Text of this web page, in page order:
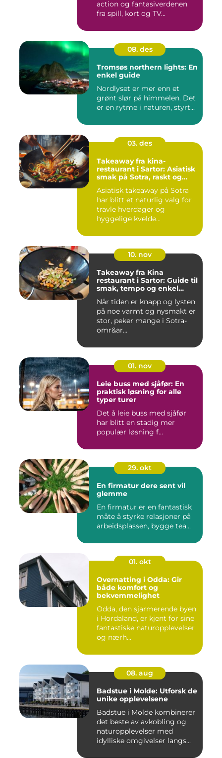
action og fantasiverdenen
fra spill, kort og TV...
08. des
Tromsøs northern lights: En
enkel guide
Nordlyset er mer enn et
grønt slør på himmelen. Det
er en rytme i naturen, styrt...
03. des
Takeaway fra kina-
restaurant i Sartor: Asiatisk
smak på Sotra, raskt og
Asiatisk takeaway på Sotra
har blitt et naturlig valg for
travle hverdager og
hyggelige kvelde...
10. nov
Takeaway fra Kina
restaurant i Sartor: Guide til
smak, tempo og enkel
Når tiden er knapp og lysten
på noe varmt og nysmakt er
stor, peker mange i Sotra-
omr&ar...
01. nov
Leie buss med sjåfør: En
praktisk løsning for alle
typer turer
Det å leie buss med sjåfør
har blitt en stadig mer
populær løsning f...
29. okt
En firmatur dere sent vil
glemme
En firmatur er en fantastisk
måte å styrke relasjoner på
arbeidsplassen, bygge tea...
01. okt
Overnatting i Odda: Gir
både komfort og
bekvemmelighet
Odda, den sjarmerende byen
i Hordaland, er kjent for sine
fantastiske naturopplevelser
og nærh...
08. aug
Badstue i Molde: Utforsk de
unike opplevelsene
Badstue i Molde kombinerer
det beste av avkobling og
naturopplevelser med
idylliske omgivelser langs...